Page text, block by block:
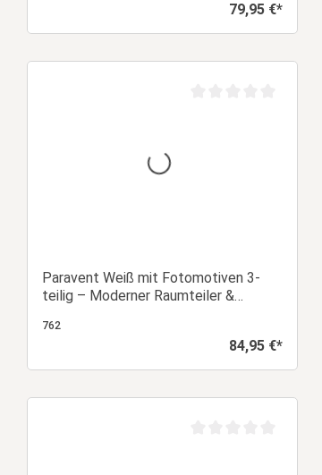
Regulärer Preis:
79,95 €*
Paravent Weiß mit Fotomotiven 3-
teilig – Moderner Raumteiler &
762
Regulärer Preis:
84,95 €*